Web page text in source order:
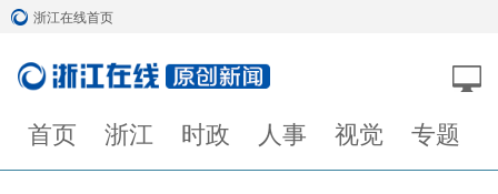
浙江在线首页
首页 浙江 时政 人事 视觉 专题